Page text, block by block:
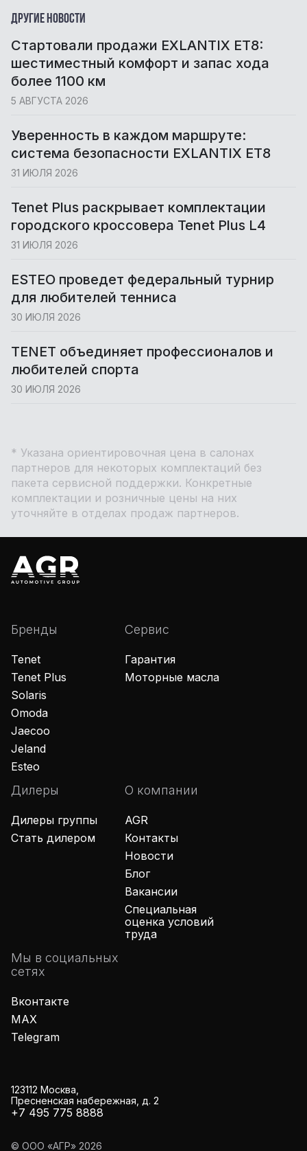
Другие новости
Cтартовали продажи EXLANTIX ET8:
шестиместный комфорт и запас хода
более 1100 км
5 АВГУСТА 2026
Уверенность в каждом маршруте:
система безопасности EXLANTIX ET8
31 ИЮЛЯ 2026
Tenet Plus раскрывает комплектации
городского кроссовера Tenet Plus L4
31 ИЮЛЯ 2026
ESTEO проведет федеральный турнир
для любителей тенниса
30 ИЮЛЯ 2026
TENET объединяет профессионалов и
любителей спорта
30 ИЮЛЯ 2026
* Указана ориентировочная цена в салонах
партнеров для некоторых комплектаций без
пакета сервисной поддержки. Конкретные
комплектации и розничные цены на них
уточняйте в отделах продаж партнеров.
Бренды
Tenet
Tenet Plus
Solaris
Omoda
Jaecoo
Jeland
Esteo
Сервис
Гарантия
Моторные масла
Дилеры
Дилеры группы
Стать дилером
О компании
AGR
Контакты
Новости
Блог
Вакансии
Специальная
оценка условий
труда
Мы в социальных
сетях
Вконтакте
MAX
Telegram
123112 Москва,
Пресненская набережная, д. 2
+7 495 775 8888
© ООО «АГР» 2026